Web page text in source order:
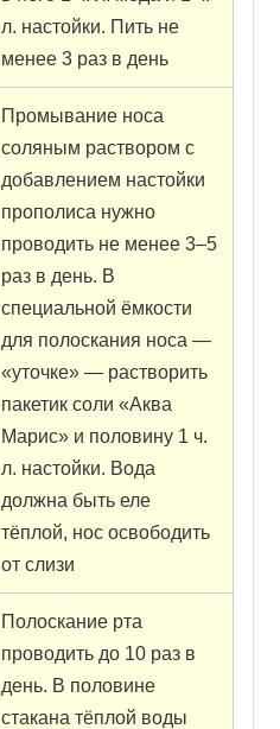
л. настойки. Пить не
менее 3 раз в день
Промывание носа
соляным раствором с
добавлением настойки
прополиса нужно
проводить не менее 3–5
раз в день. В
специальной ёмкости
для полоскания носа —
«уточке» — растворить
пакетик соли «Аква
Марис» и половину 1 ч.
л. настойки. Вода
должна быть еле
тёплой, нос освободить
от слизи
Полоскание рта
проводить до 10 раз в
день. В половине
стакана тёплой воды